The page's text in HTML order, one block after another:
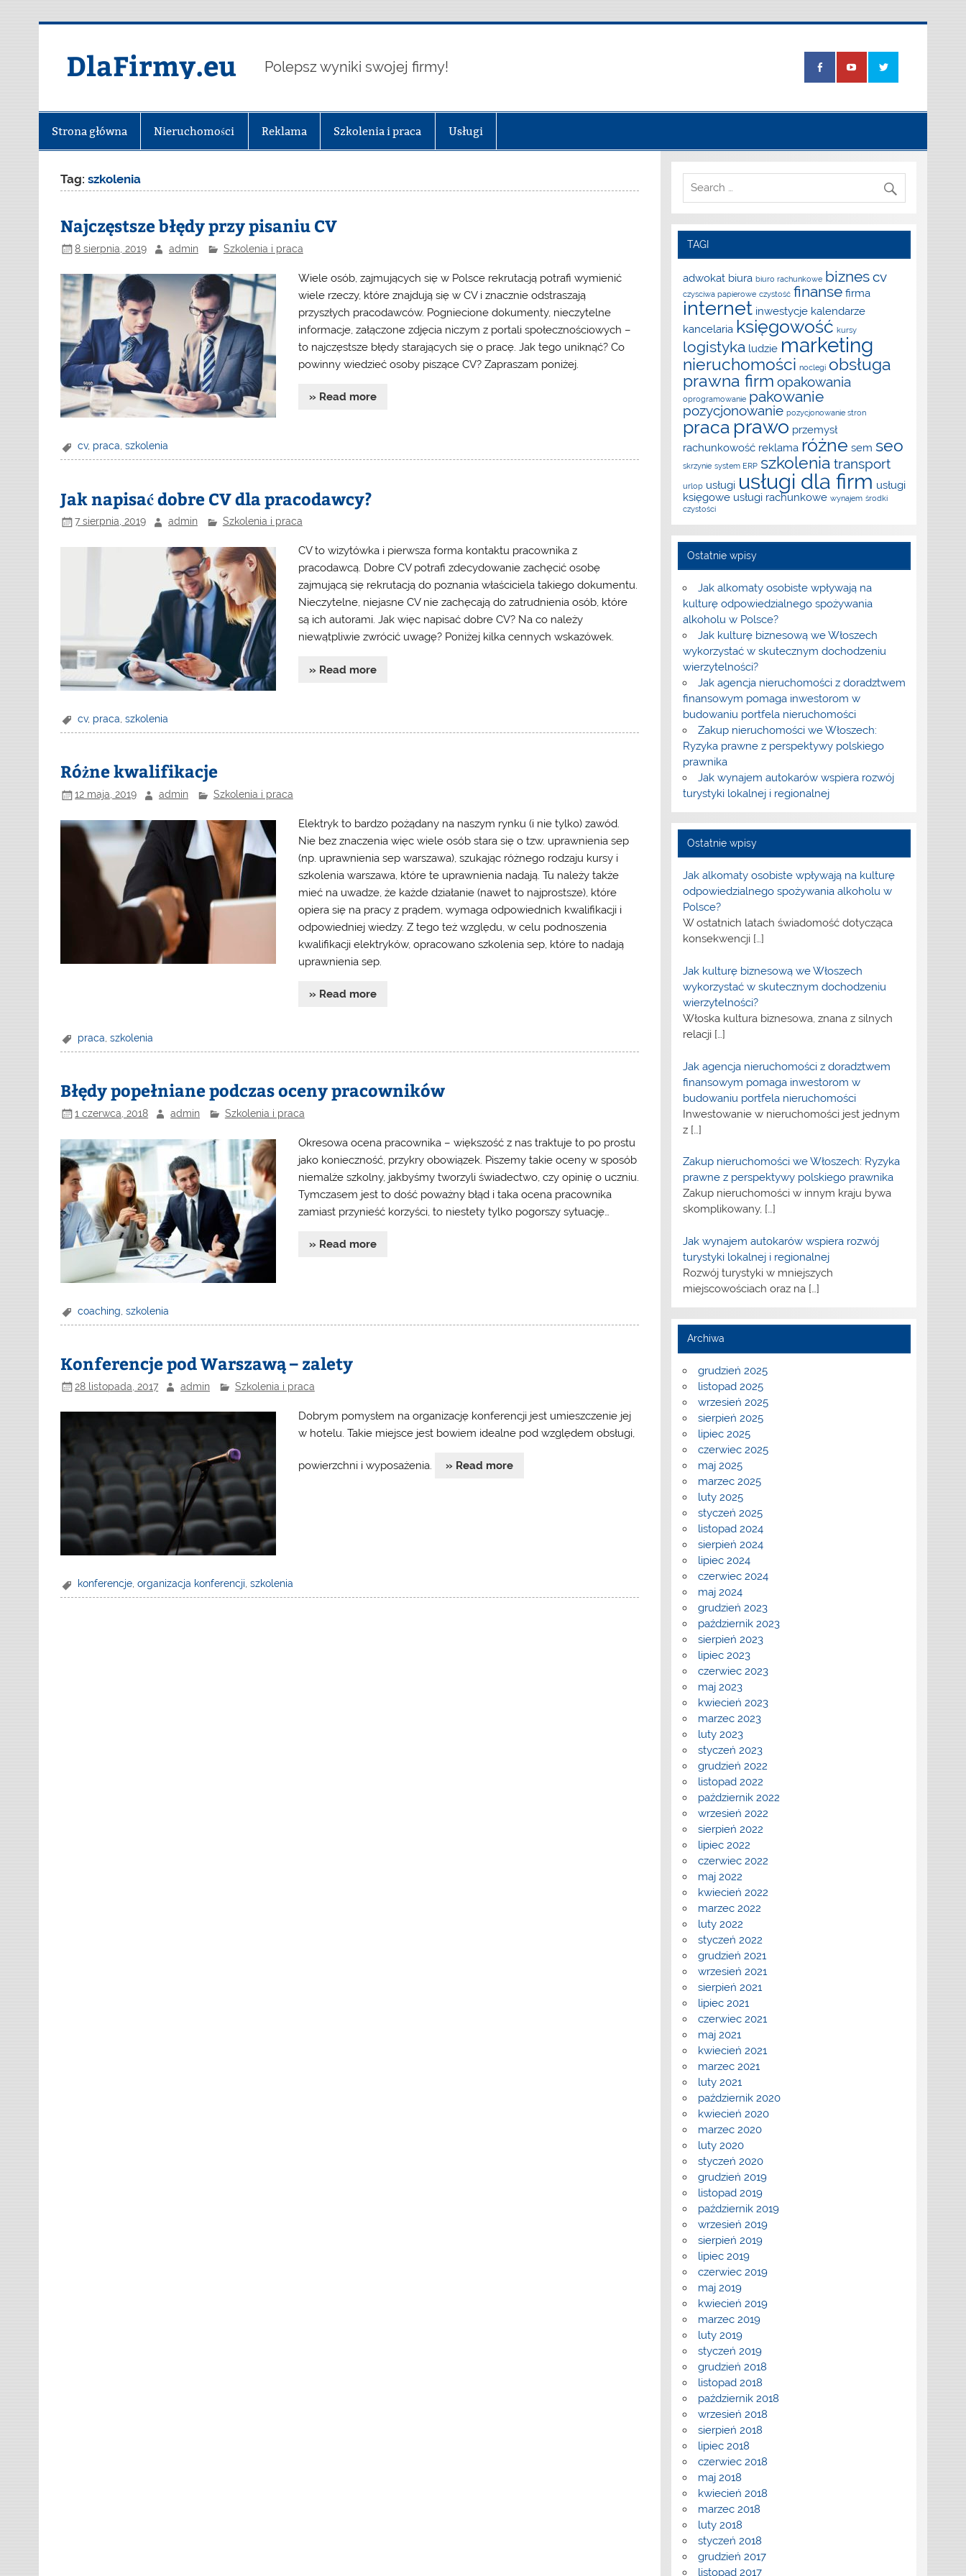
DlaFirmy.eu Polepsz wyniki swojej firmy!
Strona główna Nieruchomości Reklama Szkolenia i praca Usługi
Tag:szkolenia
Najczęstsze błędy przy pisaniu CV
8 sierpnia, 2019 admin Szkolenia i praca
Wiele osób, zajmujących się w Polsce rekrutacją potrafi wymienić
wiele rzeczy, które znajdują się w CV i znacznie odstraszają
przyszłych pracodawców. Pogniecione dokumenty, nieczytelne
informacje, załączone zdjęcia niczym z portali społecznościowych –
to najczęstsze błędy starających się o pracę. Jak tego uniknąć? Co
powinny wiedzieć osoby piszące CV? Zapraszam poniżej.
» Read more
cv, praca,szkolenia
Jak napisać dobre CV dla pracodawcy?
7 sierpnia, 2019 admin Szkolenia i praca
CV to wizytówka i pierwsza forma kontaktu pracownika z
pracodawcą. Dobre CV potrafi zdecydowanie zachęcić osobę
zajmującą się rekrutacją do poznania właściciela takiego dokumentu.
Nieczytelne, niejasne CV nie zachęcają do zatrudnienia osób, które
są ich autorami. Jak więc napisać dobre CV? Na co należy
niewątpliwie zwrócić uwagę? Poniżej kilka cennych wskazówek.
» Read more
cv, praca ,szkolenia
Różne kwalifikacje
12 maja, 2019 admin Szkolenia i praca
Elektryk to bardzo pożądany na naszym rynku (i nie tylko) zawód.
Nie bez znaczenia więc wiele osób stara się o tzw. uprawnienia sep
(np. uprawnienia sep warszawa), szukając różnego rodzaju kursy i
szkolenia warszawa, które te uprawnienia nadają. Tu należy także
mieć na uwadze, że każde działanie (nawet to najprostsze), które
opiera się na pracy z prądem, wymaga odpowiednich kwalifikacji i
odpowiedniej wiedzy. Z tego też względu, w celu podnoszenia
kwalifikacji elektryków, opracowano szkolenia sep, które to nadają
uprawnienia sep.
» Read more
praca ,szkolenia
Błędy popełniane podczas oceny pracowników
1 czerwca, 2018 admin Szkolenia i praca
Okresowa ocena pracownika – większość z nas traktuje to po prostu
jako konieczność, przykry obowiązek. Piszemy takie oceny w sposób
niemalże szkolny, jakbyśmy tworzyli świadectwo, czy opinię o uczniu.
Tymczasem jest to dość poważny błąd i taka ocena pracownika
zamiast przynieść korzyści, to niestety tylko pogorszy sytuację…
» Read more
coaching ,szkolenia
Konferencje pod Warszawą – zalety
28 listopada, 2017 admin Szkolenia i praca
Dobrym pomysłem na organizację konferencji jest umieszczenie jej
w hotelu. Takie miejsce jest bowiem idealne pod względem obsługi,
powierzchni i wyposażenia. » Read more
konferencje,organizacja konferencji,szkolenia
TAGI
adwokat biura biuro rachunkowe biznescv
czysciwa papierowe czystość finanse firma
internet inwestycje kalendarze
kancelaria księgowość kursy
logistyka ludzie marketing
nieruchomości noclegi obsługa
prawna firm opakowania
oprogramowanie pakowanie
pozycjonowanie pozycjonowanie stron
praca prawo przemysł
rachunkowość reklama różne sem seo
skrzynie system ERP szkolenia transport
urlop usługi usługi dla firm usługi
księgowe usługi rachunkowe wynajem środki
czystości
Ostatnie wpisy
Jak alkomaty osobiste wpływają na
kulturę odpowiedzialnego spożywania
alkoholu w Polsce?
Jak kulturę biznesową we Włoszech
wykorzystać w skutecznym dochodzeniu
wierzytelności?
Jak agencja nieruchomości z doradztwem
finansowym pomaga inwestorom w
budowaniu portfela nieruchomości
Zakup nieruchomości we Włoszech:
Ryzyka prawne z perspektywy polskiego
prawnika
Jak wynajem autokarów wspiera rozwój
turystyki lokalnej i regionalnej
Ostatnie wpisy
Jak alkomaty osobiste wpływają na kulturę
odpowiedzialnego spożywania alkoholu w
Polsce?
W ostatnich latach świadomość dotycząca
konsekwencji […]
Jak kulturę biznesową we Włoszech
wykorzystać w skutecznym dochodzeniu
wierzytelności?
Włoska kultura biznesowa, znana z silnych
relacji […]
Jak agencja nieruchomości z doradztwem
finansowym pomaga inwestorom w
budowaniu portfela nieruchomości
Inwestowanie w nieruchomości jest jednym
z […]
Zakup nieruchomości we Włoszech: Ryzyka
prawne z perspektywy polskiego prawnika
Zakup nieruchomości w innym kraju bywa
skomplikowany, […]
Jak wynajem autokarów wspiera rozwój
turystyki lokalnej i regionalnej
Rozwój turystyki w mniejszych
miejscowościach oraz na […]
Archiwa
grudzień 2025
listopad 2025
wrzesień 2025
sierpień 2025
lipiec 2025
czerwiec 2025
maj 2025
marzec 2025
luty 2025
styczeń 2025
listopad 2024
sierpień 2024
lipiec 2024
czerwiec 2024
maj 2024
grudzień 2023
październik 2023
sierpień 2023
lipiec 2023
czerwiec 2023
maj 2023
kwiecień 2023
marzec 2023
luty 2023
styczeń 2023
grudzień 2022
listopad 2022
październik 2022
wrzesień 2022
sierpień 2022
lipiec 2022
czerwiec 2022
maj 2022
kwiecień 2022
marzec 2022
luty 2022
styczeń 2022
grudzień 2021
wrzesień 2021
sierpień 2021
lipiec 2021
czerwiec 2021
maj 2021
kwiecień 2021
marzec 2021
luty 2021
październik 2020
kwiecień 2020
marzec 2020
luty 2020
styczeń 2020
grudzień 2019
listopad 2019
październik 2019
wrzesień 2019
sierpień 2019
lipiec 2019
czerwiec 2019
maj 2019
kwiecień 2019
marzec 2019
luty 2019
styczeń 2019
grudzień 2018
listopad 2018
październik 2018
wrzesień 2018
sierpień 2018
lipiec 2018
czerwiec 2018
maj 2018
kwiecień 2018
marzec 2018
luty 2018
styczeń 2018
grudzień 2017
listopad 2017